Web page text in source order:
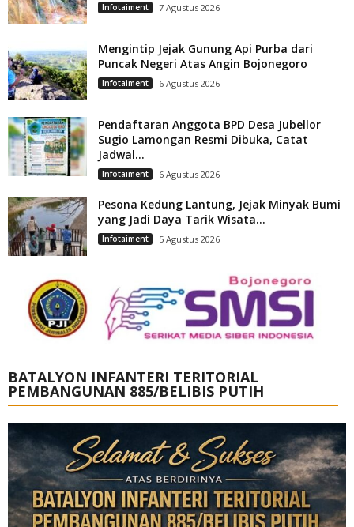
Infotaiment 7 Agustus 2026
Mengintip Jejak Gunung Api Purba dari
Puncak Negeri Atas Angin Bojonegoro
Infotaiment 6 Agustus 2026
Pendaftaran Anggota BPD Desa Jubellor
Sugio Lamongan Resmi Dibuka, Catat
Jadwal...
Infotaiment 6 Agustus 2026
Pesona Kedung Lantung, Jejak Minyak Bumi
yang Jadi Daya Tarik Wisata...
Infotaiment 5 Agustus 2026
BATALYON INFANTERI TERITORIAL
PEMBANGUNAN 885/BELIBIS PUTIH